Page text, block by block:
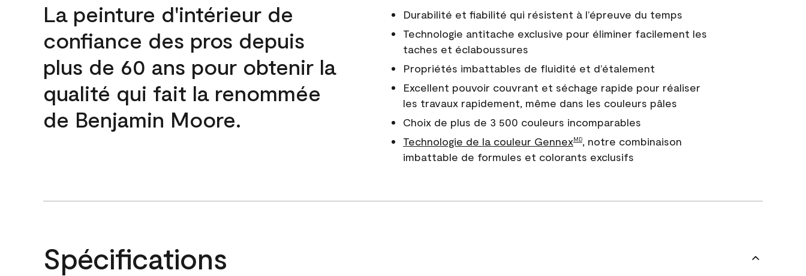
La peinture d'intérieur de
confiance des pros depuis
plus de 60 ans pour obtenir la
qualité qui fait la renommée
de Benjamin Moore.
Durabilité et fiabilité qui résistent à l’épreuve du temps
Technologie antitache exclusive pour éliminer facilement les
taches et éclaboussures
Propriétés imbattables de fluidité et d’étalement
Excellent pouvoir couvrant et séchage rapide pour réaliser
les travaux rapidement, même dans les couleurs pâles
Choix de plus de 3 500 couleurs incomparables
Technologie de la couleur GennexMD, notre combinaison
imbattable de formules et colorants exclusifs
Spécifications